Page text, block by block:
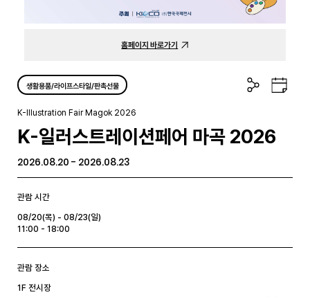
홈페이지 바로가기
생활용품/라이프스타일/판촉선물
공
유
구
글
더
K-Illustration Fair Magok 2026
K-일러스트레이션페어 마곡 2026
2026.08.20 - 2026.08.23
관람 시간
08/20(목) - 08/23(일)
11:00 - 18:00
관람 장소
1F 전시장